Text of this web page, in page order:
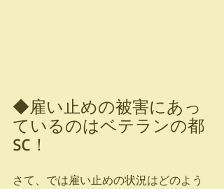
◆雇い止めの被害にあっ
ているのはベテランの都
SC！
さて、では雇い止めの状況はどのよう